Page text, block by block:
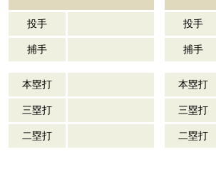
投手
捕手
本塁打
三塁打
二塁打
投手
捕手
本塁打
三塁打
二塁打